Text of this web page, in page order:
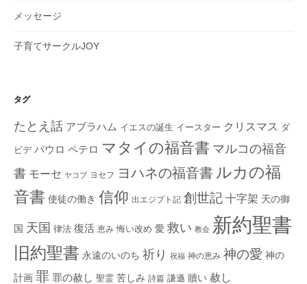
メッセージ
子育てサークルJOY
タグ
たとえ話 アブラハム イエスの誕生 イースター クリスマス ダ
ビデ パウロ ペテロ マタイの福音書 マルコの福音
書 モーセ ヤコブ ヨセフ ヨハネの福音書 ルカの福
音書 使徒の働き 信仰 出エジプト記 創世記 十字架 天の御
国 天国 律法 復活 恵み 悔い改め 愛 救い 教会 新約聖書
旧約聖書 永遠のいのち 祈り 祝福 神の恵み 神の愛 神の
計画 罪 罪の赦し 聖霊 苦しみ 詩篇 謙遜 贖い 赦し